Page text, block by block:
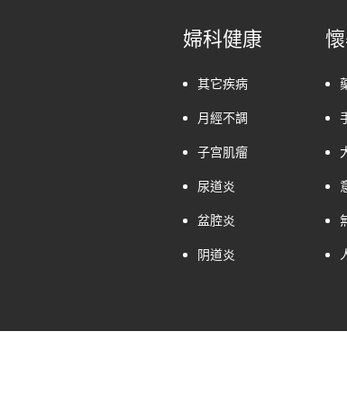
婦科健康
其它疾病
月經不調
子宫肌瘤
尿道炎
盆腔炎
阴道炎